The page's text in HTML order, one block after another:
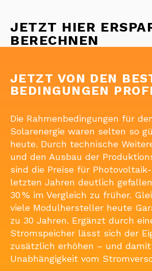
JETZT HIER
BERECHNEN
JETZT VON DEN
BEDINGUNGEN
Die Rahmenbedingungen für
Solarenergie waren selten so
heute. Durch technische
und den Ausbau der
sind die Preise für
letzten Jahren deutlich
30 % im Vergleich zu früher.
viele Modulhersteller heute
zu 30 Jahren. Ergänzt durch
Stromspeicher lässt sich der
zusätzlich erhöhen – und
Unabhängigkeit vom